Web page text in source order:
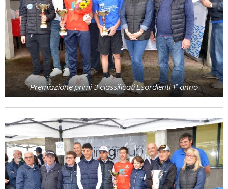
Premiazione primi 3 classificati Esordienti 1° anno